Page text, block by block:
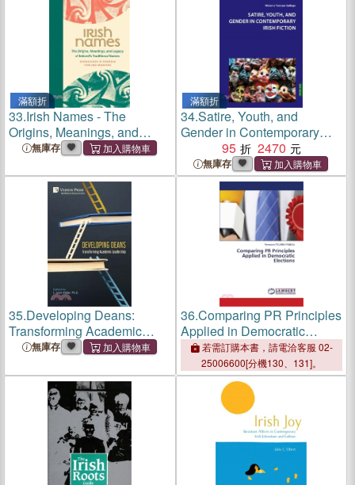
滿額折
33.Irish Names - The
Origins, Meanings, and
Legacy of Ireland's
無庫存
滿額折
34.Satire, Youth, and
Gender in Contemporary
Irish Fiction
95 2470
無庫存
35.Developing Deans:
Transforming Academic
Leadership
無庫存
36.Comparing PR Principles
Applied in Democratic
Elections
若需訂購本書，請電洽客服 02-
25006600[分機130、131]。